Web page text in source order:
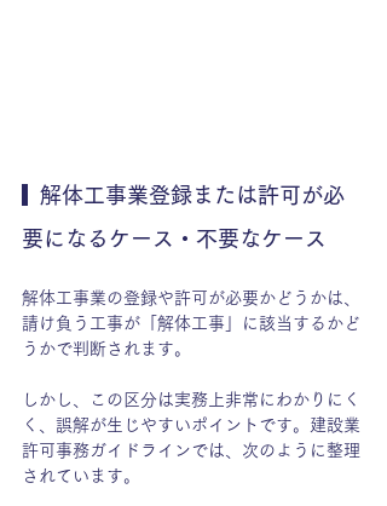
  解体工事業登録または許可が必
要になるケース・不要なケース
解体工事業の登録や許可が必要かどうかは、
請け負う工事が「解体工事」に該当するかど
うかで判断されます。
しかし、この区分は実務上非常にわかりにく
く、誤解が生じやすいポイントです。建設業
許可事務ガイドラインでは、次のように整理
されています。